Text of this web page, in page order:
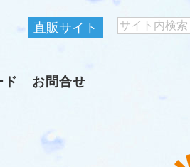
直販サイト
ド お問合せ